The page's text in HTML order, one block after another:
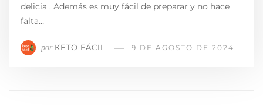
delicia . Además es muy fácil de preparar y no hace
falta…
por KETO FÁCIL 9 DE AGOSTO DE 2024